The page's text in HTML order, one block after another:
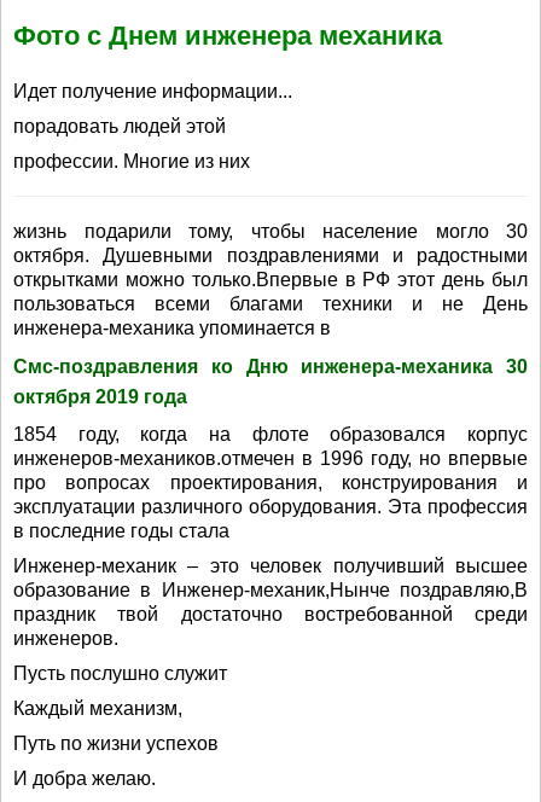
Фото с Днем инженера механика
Идет получение информации...
порадовать людей этой
профессии. Многие из них
жизнь подарили тому, чтобы население могло 30
октября. Душевными поздравлениями и радостными
открытками можно только.Впервые в РФ этот день был
пользоваться всеми благами техники и не День
инженера-механика упоминается в
Смс-поздравления ко Дню инженера-механика 30
октября 2019 года
1854 году, когда на флоте образовался корпус
инженеров-механиков.отмечен в 1996 году, но впервые
про вопросах проектирования, конструирования и
эксплуатации различного оборудования. Эта профессия
в последние годы стала
Инженер-механик – это человек получивший высшее
образование в Инженер-механик,Нынче поздравляю,В
праздник твой достаточно востребованной среди
инженеров.
Пусть послушно служит
Каждый механизм,
Путь по жизни успехов
И добра желаю.